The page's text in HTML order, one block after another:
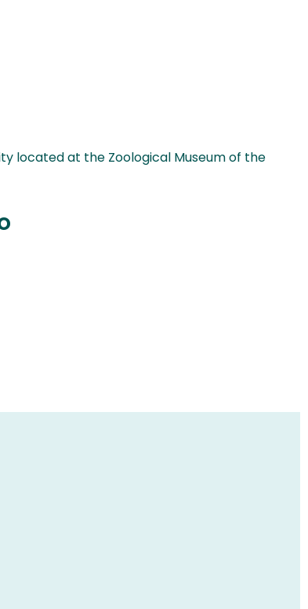
located at the Zoological Museum of the